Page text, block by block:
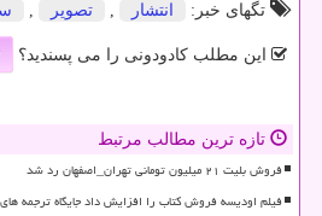
تگهای خبر:
انتشار , تصویر ,
این مطلب کادودونی را می پسندید؟
تازه ترین مطالب مرتبط
فروش بلیت ۲۱ میلیون تومانی تهران_اصفهان رد شد
فیلم اودیسه فروش کتاب را افزایش داد جایگاه ترجمه